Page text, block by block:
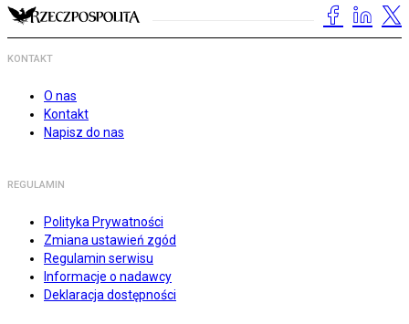
KONTAKT
O nas
Kontakt
Napisz do nas
REGULAMIN
Polityka Prywatności
Zmiana ustawień zgód
Regulamin serwisu
Informacje o nadawcy
Deklaracja dostępności